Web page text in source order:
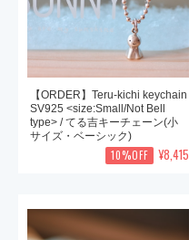
【ORDER】Teru-kichi keychain
SV925 <size:Small/Not Bell
type> / てる吉キーチェーン(小
サイズ・ベーシック)
10%OFF ¥8,415